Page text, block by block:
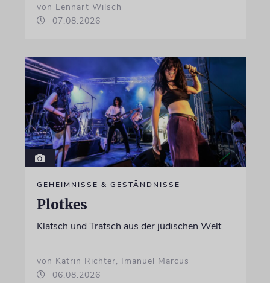
von Lennart Wilsch
07.08.2026
GEHEIMNISSE & GESTÄNDNISSE
Plotkes
Klatsch und Tratsch aus der jüdischen Welt
von Katrin Richter, Imanuel Marcus
06.08.2026